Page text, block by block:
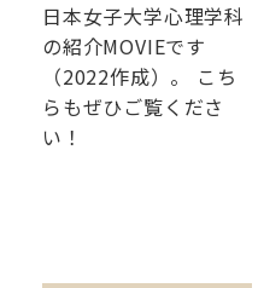
日本女子大学心理学科
の紹介MOVIEです
（2022作成）。 こち
らもぜひご覧くださ
い！